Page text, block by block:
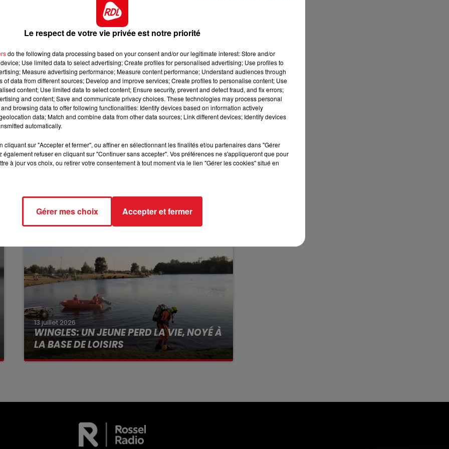
RDL WEEKEND
hommes costauds pour jouer les brancardiers. La
en joignant quelques photos récentes de vous
+ descriptif physique (Nom, Prénom,
Véhiculé ou non, Tatouages ou non) – Vos
tournage pour participer mais. Seules les candidatures
sur-Mer, 1 ou plusieurs jours entre le 8 avril et le 15 mai
: 84,50€ brut + 15,53€ indemnité essayage
13 juillet 2026
WINGLES: UN JEUNE PERD LA VIE, NOYÉ À
LA BASE DE LOISIRS
La victime a coulé à pic
Le respect de votre vie privée est notre priorité
do the following data processing based on your consent and/or our legitimate interest: Store and/or
Use limited data to select advertising; Create profiles for personalised advertising; Use profiles to
Measure advertising performance; Measure content performance; Understand audiences through
of data from different sources; Develop and improve services; Create profiles to personalise content; Use
content; Use limited data to select content; Ensure security, prevent and detect fraud, and fix errors;
and content; Save and communicate privacy choices. These technologies may process personal
browsing data to offer following functionalities: Identify devices based on information actively
data; Match and combine data from other data sources; Link different devices; Identify devices
automatically.
cliquant sur "Accepter et fermer", ou affiner en sélectionnant les finalités et/ou partenaires dans "Gérer
également refuser en cliquant sur "Continuer sans accepter". Vos préférences ne s'appliqueront que pour
à jour vos choix, ou retirer votre consentement à tout moment via le lien "Gérer les cookies" situé en
Gérer mes choix Accepter et fermer